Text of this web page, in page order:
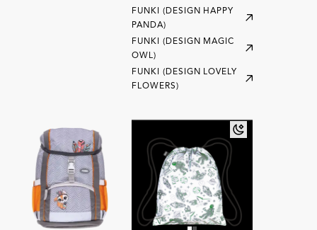
FUNKI (DESIGN HAPPY
PANDA)
FUNKI (DESIGN MAGIC
OWL)
FUNKI (DESIGN LOVELY
FLOWERS)